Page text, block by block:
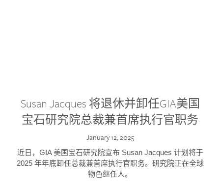
Susan Jacques 将退休并卸任GIA美国
宝石研究院总裁兼首席执行官职务
January 12, 2025
近日，GIA 美国宝石研究院宣布 Susan Jacques 计划将于
2025 年年底卸任总裁兼首席执行官职务。研究院正在全球
物色继任人。